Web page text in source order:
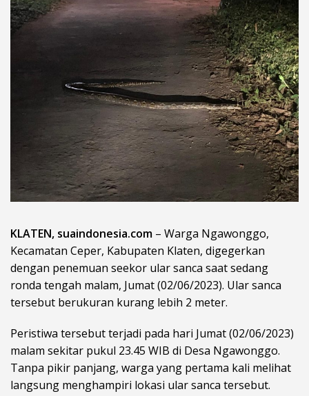
KLATEN, suaindonesia.com – Warga Ngawonggo,
Kecamatan Ceper, Kabupaten Klaten, digegerkan
dengan penemuan seekor ular sanca saat sedang
ronda tengah malam, Jumat (02/06/2023). Ular sanca
tersebut berukuran kurang lebih 2 meter.
Peristiwa tersebut terjadi pada hari Jumat (02/06/2023)
malam sekitar pukul 23.45 WIB di Desa Ngawonggo.
Tanpa pikir panjang, warga yang pertama kali melihat
langsung menghampiri lokasi ular sanca tersebut.